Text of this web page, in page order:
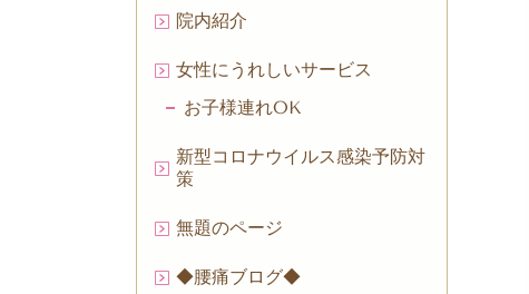
院内紹介
女性にうれしいサービス
お子様連れOK
新型コロナウイルス感染予防対
策
無題のページ
◆腰痛ブログ◆